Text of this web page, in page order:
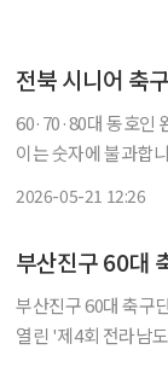
전북 시니어 축
60·70·80대 동호인
이는 숫자에 불과합
2026-05-21 12:26
부산진구 60대
부산진구 60대 축구
열린 '제4회 전라남